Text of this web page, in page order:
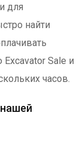
для
найти
Sale и
часов.